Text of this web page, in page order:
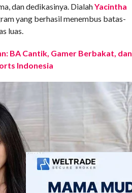
dan dedikasinya. DialahYacintha
yang berhasil menembus batas-
luas.
BA Cantik, Gamer Berbakat, dan
Indonesia